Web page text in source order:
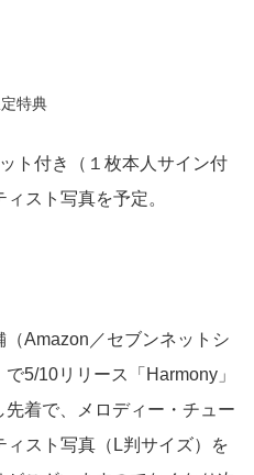
特典
ト付き（１枚本人サイン付
スト写真を予定。
Amazon／セブンネットシ
5/10リリース「Harmony」
着で、メロディー・チュー
スト写真（L判サイズ）を